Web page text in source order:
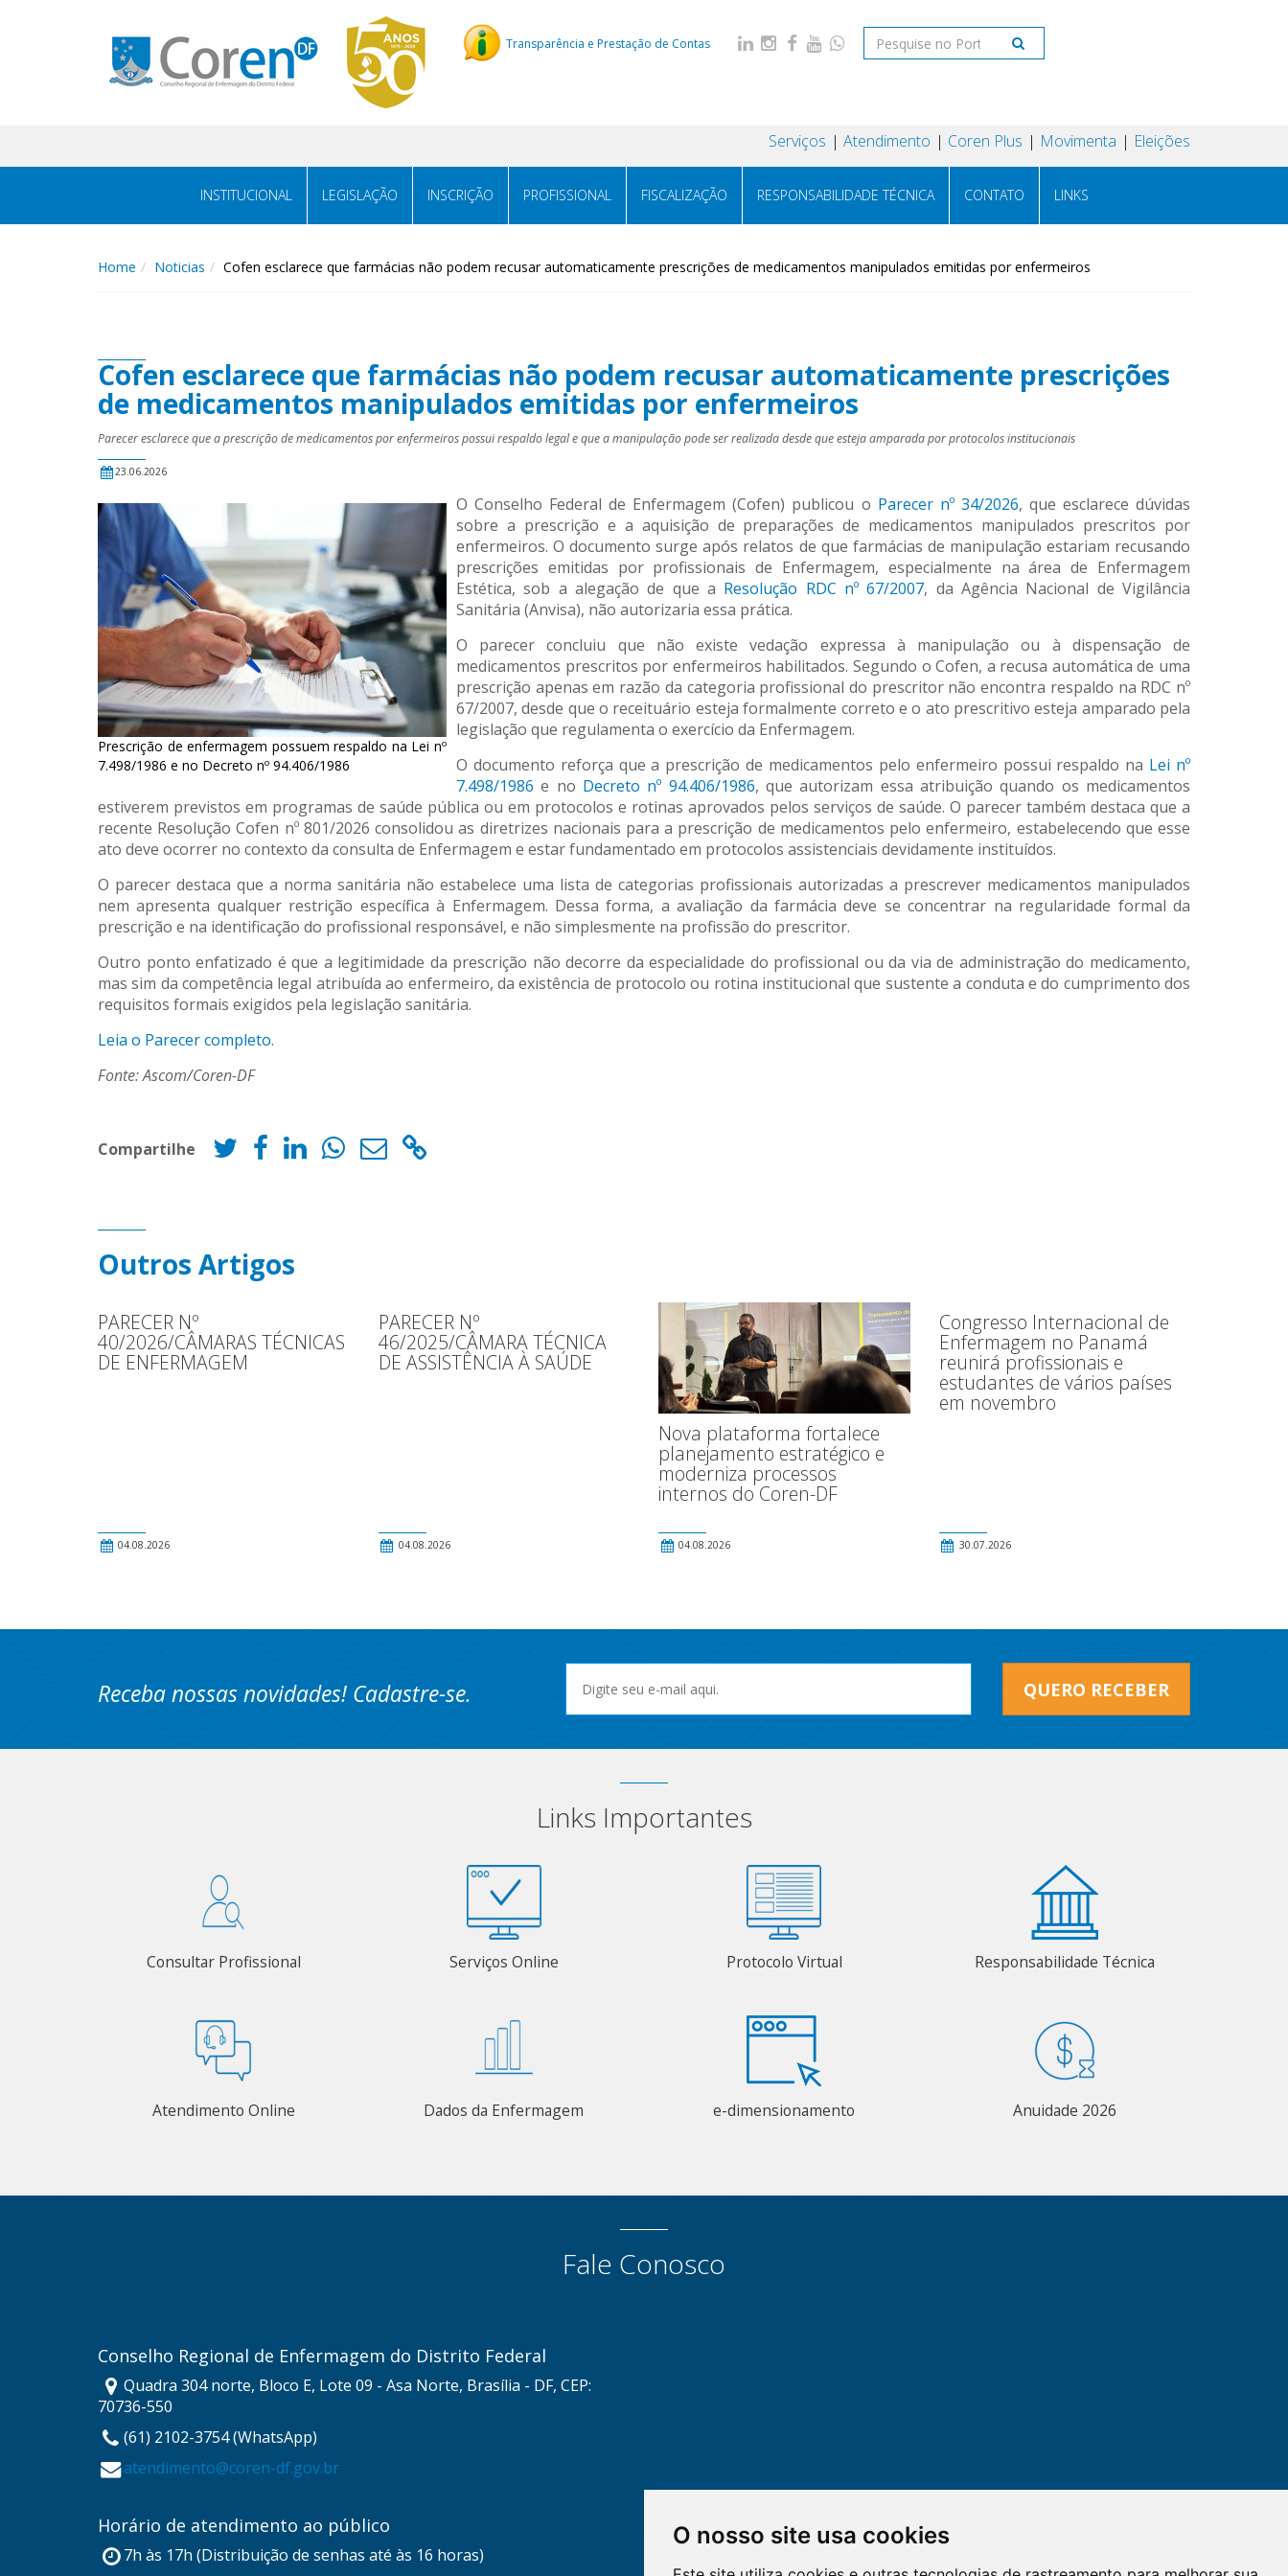
O nosso site usa cookies
Transparência e Prestação de Contas
Serviços Atendimento Coren Plus Movimenta Eleições
INSTITUCIONAL LEGISLAÇÃO INSCRIÇÃO PROFISSIONAL FISCALIZAÇÃO RESPONSABILIDADE TÉCNICA CONTATO LINKS
Home Noticias Cofen esclarece que farmácias não podem recusar automaticamente prescrições de medicamentos manipulados emitidas por enfermeiros
Cofen esclarece que farmácias não podem recusar automaticamente prescrições
de medicamentos manipulados emitidas por enfermeiros
Parecer esclarece que a prescrição de medicamentos por enfermeiros possui respaldo legal e que a manipulação pode ser realizada desde que esteja amparada por protocolos institucionais
23.06.2026
Prescrição de enfermagem possuem respaldo na Lei nº
7.498/1986 e no Decreto nº 94.406/1986
O Conselho Federal de Enfermagem (Cofen) publicou o Parecer nº 34/2026, que esclarece dúvidas
sobre a prescrição e a aquisição de preparações de medicamentos manipulados prescritos por
enfermeiros. O documento surge após relatos de que farmácias de manipulação estariam recusando
prescrições emitidas por profissionais de Enfermagem, especialmente na área de Enfermagem
Estética, sob a alegação de que a Resolução RDC nº 67/2007, da Agência Nacional de Vigilância
Sanitária (Anvisa), não autorizaria essa prática.
O parecer concluiu que não existe vedação expressa à manipulação ou à dispensação de
medicamentos prescritos por enfermeiros habilitados. Segundo o Cofen, a recusa automática de uma
prescrição apenas em razão da categoria profissional do prescritor não encontra respaldo na RDC nº
67/2007, desde que o receituário esteja formalmente correto e o ato prescritivo esteja amparado pela
legislação que regulamenta o exercício da Enfermagem.
O documento reforça que a prescrição de medicamentos pelo enfermeiro possui respaldo na Lei nº
7.498/1986 e no Decreto nº 94.406/1986, que autorizam essa atribuição quando os medicamentos
estiverem previstos em programas de saúde pública ou em protocolos e rotinas aprovados pelos serviços de saúde. O parecer também destaca que a
recente Resolução Cofen nº 801/2026 consolidou as diretrizes nacionais para a prescrição de medicamentos pelo enfermeiro, estabelecendo que esse
ato deve ocorrer no contexto da consulta de Enfermagem e estar fundamentado em protocolos assistenciais devidamente instituídos.
O parecer destaca que a norma sanitária não estabelece uma lista de categorias profissionais autorizadas a prescrever medicamentos manipulados
nem apresenta qualquer restrição específica à Enfermagem. Dessa forma, a avaliação da farmácia deve se concentrar na regularidade formal da
prescrição e na identificação do profissional responsável, e não simplesmente na profissão do prescritor.
Outro ponto enfatizado é que a legitimidade da prescrição não decorre da especialidade do profissional ou da via de administração do medicamento,
mas sim da competência legal atribuída ao enfermeiro, da existência de protocolo ou rotina institucional que sustente a conduta e do cumprimento dos
requisitos formais exigidos pela legislação sanitária.
Leia o Parecer completo.
Fonte: Ascom/Coren-DF
Compartilhe
Outros Artigos
PARECER Nº
40/2026/CÂMARAS TÉCNICAS
DE ENFERMAGEM
04.08.2026
PARECER Nº
46/2025/CÂMARA TÉCNICA
DE ASSISTÊNCIA À SAÚDE
04.08.2026
Nova plataforma fortalece
planejamento estratégico e
moderniza processos
internos do Coren-DF
04.08.2026
Congresso Internacional de
Enfermagem no Panamá
reunirá profissionais e
estudantes de vários países
em novembro
30.07.2026
Receba nossas novidades! Cadastre-se. QUERO RECEBER
Links Importantes
Consultar Profissional Serviços Online Protocolo Virtual Responsabilidade Técnica
Atendimento Online Dados da Enfermagem e-dimensionamento Anuidade 2026
Fale Conosco
Conselho Regional de Enfermagem do Distrito Federal
Quadra 304 norte, Bloco E, Lote 09 - Asa Norte, Brasília - DF, CEP:
70736-550
(61) 2102-3754 (WhatsApp)
atendimento@coren-df.gov.br
Horário de atendimento ao público
7h às 17h (Distribuição de senhas até às 16 horas)